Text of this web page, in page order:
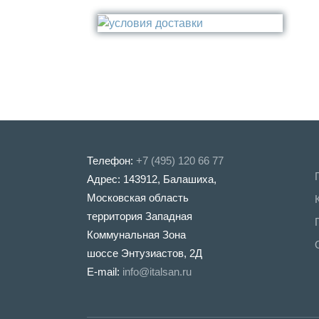
Стакан
Туалетный ёрш
Медь
Никель
Телефон: +7 (495) 120 66 77
Адрес: 143912, Балашиха,
Московская область
территория Западная
Коммунальная Зона
шоссе Энтузиастов, 2Д
E-mail: info@italsan.ru